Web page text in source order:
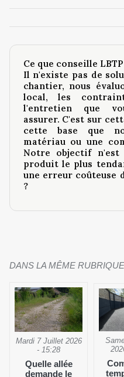
Ce que conseille
Il n'existe pas de
chantier, nous
local, les
l'entretien que
assurer. C'est sur
cette base que
matériau ou une
Notre objectif
produit le plus
une erreur coûteuse
?
DANS LA MÊME
Mardi 7 Juillet 2026
- 15:28
Quelle allée
demande le